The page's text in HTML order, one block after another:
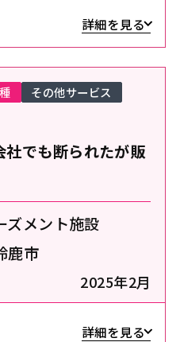
詳細を見る
社でも断られたが販
ズメント施設
鹿市
2025年2月
その他サービス
詳細を見る